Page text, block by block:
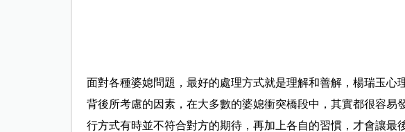
面對各種婆媳問題，最好的處理方式就是理解和善解，楊瑞玉心
背後所考慮的因素，在大多數的婆媳衝突橋段中，其實都很容易
行方式有時並不符合對方的期待，再加上各自的習慣，才會讓最